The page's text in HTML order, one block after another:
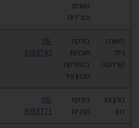
נתונים
ותצ"רים
ליאורה
גילר
קורדובה
בודקת
תוכניות
במחלקת
תכנון עיר
08-
9383743
דורון צור
רוזן
בודקת
תכניות
08-
9383771